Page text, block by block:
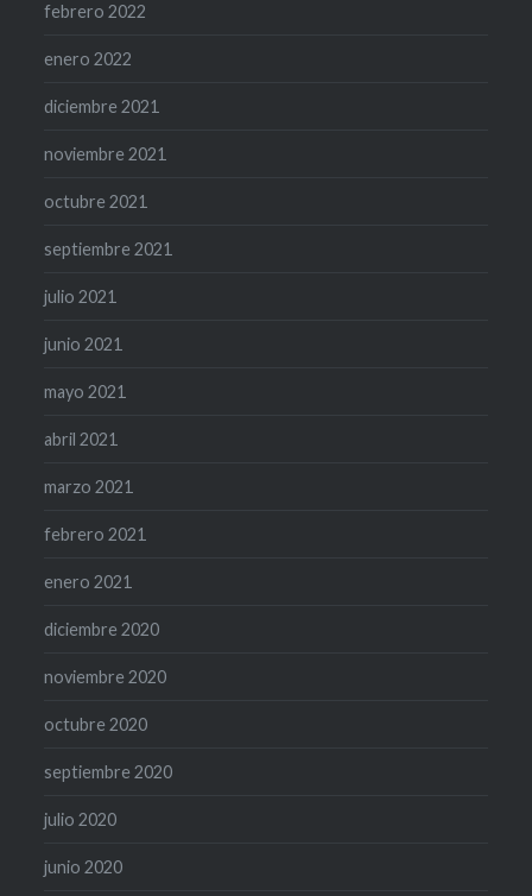
febrero 2022
enero 2022
diciembre 2021
noviembre 2021
octubre 2021
septiembre 2021
julio 2021
junio 2021
mayo 2021
abril 2021
marzo 2021
febrero 2021
enero 2021
diciembre 2020
noviembre 2020
octubre 2020
septiembre 2020
julio 2020
junio 2020